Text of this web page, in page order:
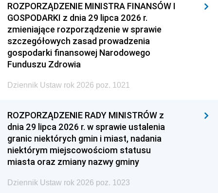
ROZPORZĄDZENIE MINISTRA FINANSÓW I
GOSPODARKI z dnia 29 lipca 2026 r.
zmieniające rozporządzenie w sprawie
szczegółowych zasad prowadzenia
gospodarki finansowej Narodowego
Funduszu Zdrowia
Dziennik Ustaw rok 2026 poz. 1021
ROZPORZĄDZENIE RADY MINISTRÓW z
dnia 29 lipca 2026 r. w sprawie ustalenia
granic niektórych gmin i miast, nadania
niektórym miejscowościom statusu
miasta oraz zmiany nazwy gminy
Dziennik Ustaw rok 2026 poz. 1023